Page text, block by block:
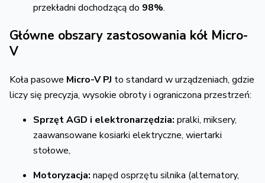
przekładni dochodzącą do 98%.
Główne obszary zastosowania kół Micro-
V
Koła pasowe Micro-V PJ to standard w urządzeniach, gdzie
liczy się precyzja, wysokie obroty i ograniczona przestrzeń:
Sprzęt AGD i elektronarzędzia: pralki, miksery,
zaawansowane kosiarki elektryczne, wiertarki
stołowe,
Motoryzacja: napęd osprzętu silnika (alternatory,